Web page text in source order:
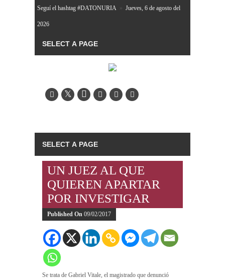
Seguí el hashtag #DATONURIA » Jueves, 6 de agosto del
2026
UN JUEZ AL QUE
QUIEREN APARTAR
POR INVESTIGAR
Published On 09/02/2017
Se trata de Gabriel Vitale, el magistrado que denunció